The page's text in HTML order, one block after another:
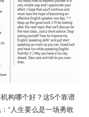
构哪个好？这5个靠谱
“人生要么是一场勇敢